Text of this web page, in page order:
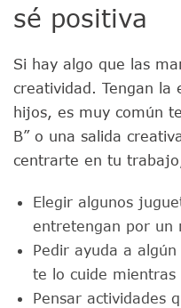
sé positiva
Si hay algo que las
creatividad. Tengan la
hijos, es muy común
B” o una salida
centrarte en tu
Elegir algunos
entretengan por un
Pedir ayuda a
te lo cuide
Pensar actividades